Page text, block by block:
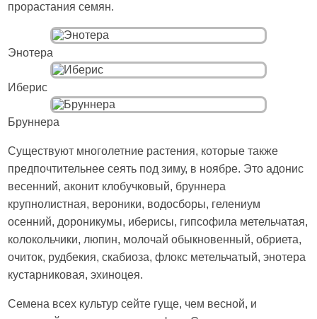
прорастания семян.
Энотера
Иберис
Бруннера
Существуют многолетние растения, которые также
предпочтительнее сеять под зиму, в ноябре. Это адонис
весенний, аконит клобучковый, бруннера
крупнолистная, вероники, водосборы, гелениум
осенний, дороникумы, иберисы, гипсофила метельчатая,
колокольчики, люпин, молочай обыкновенный, обриета,
очиток, рудбекия, скабиоза, флокс метельчатый, энотера
кустарниковая, эхиноцея.
Семена всех культур сейте гуще, чем весной, и